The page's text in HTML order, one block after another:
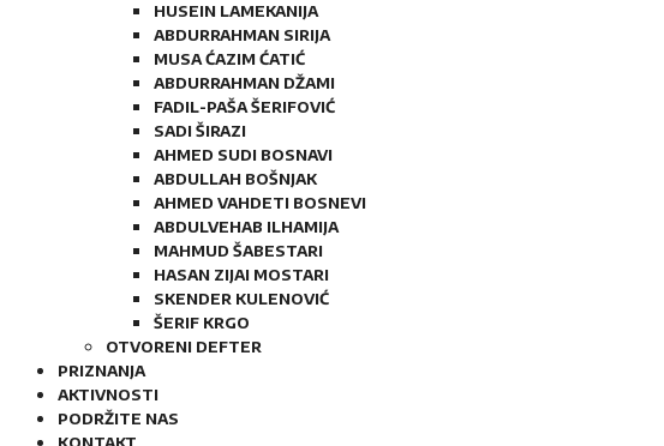
HUSEIN LAMEKANIJA
ABDURRAHMAN SIRIJA
MUSA ĆAZIM ĆATIĆ
ABDURRAHMAN DŽAMI
FADIL-PAŠA ŠERIFOVIĆ
SADI ŠIRAZI
AHMED SUDI BOSNAVI
ABDULLAH BOŠNJAK
AHMED VAHDETI BOSNEVI
ABDULVEHAB ILHAMIJA
MAHMUD ŠABESTARI
HASAN ZIJAI MOSTARI
SKENDER KULENOVIĆ
ŠERIF KRGO
OTVORENI DEFTER
PRIZNANJA
AKTIVNOSTI
PODRŽITE NAS